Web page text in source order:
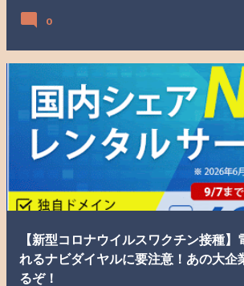
0
【新型コロナウイルスワクチン接種】
れるナビダイヤルに要注意！あの大企
るぞ！